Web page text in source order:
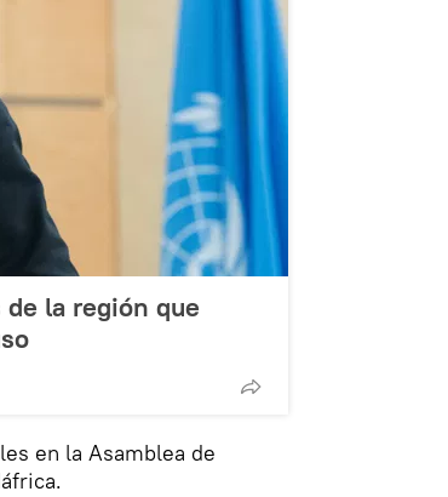
la región que
en la Asamblea de